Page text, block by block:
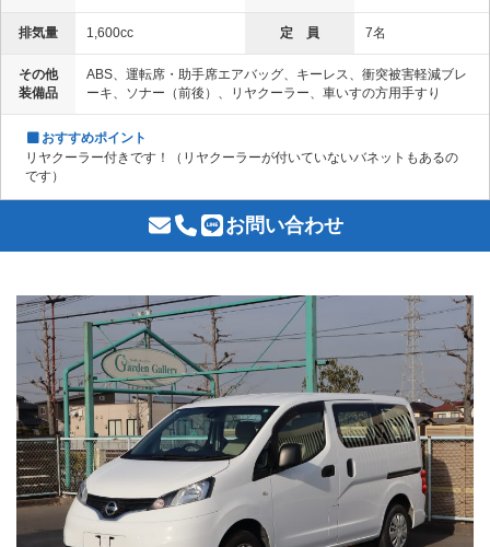
排気量 1,600cc 定 員 7名
その他
装備品
ABS、運転席・助手席エアバッグ、キーレス、衝突被害軽減ブレ
ーキ、ソナー（前後）、リヤクーラー、車いすの方用手すり
おすすめポイント
リヤクーラー付きです！（リヤクーラーが付いていないバネットもあるの
です）
お問い合わせ